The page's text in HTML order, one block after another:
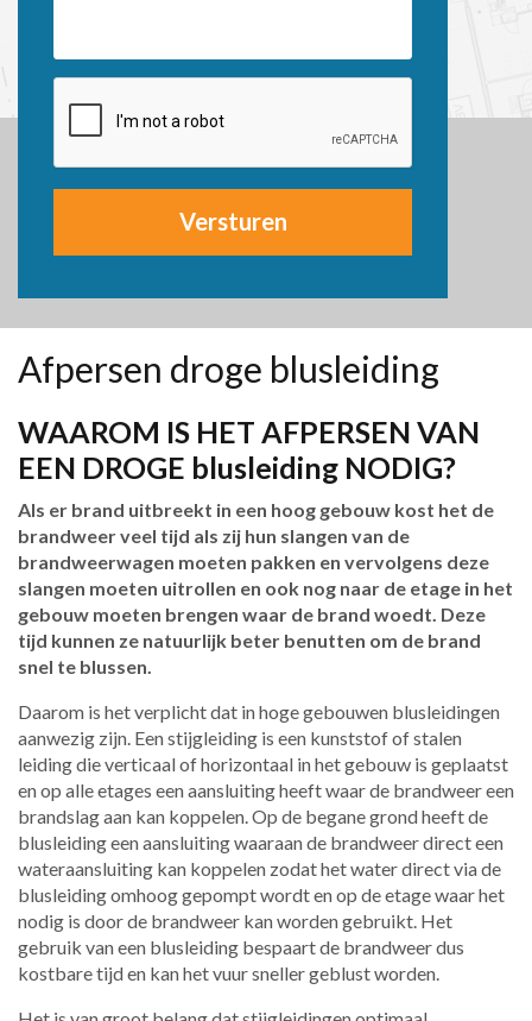
Versturen
Afpersen droge blusleiding
WAAROM IS HET AFPERSEN VAN
EEN DROGE blusleiding NODIG?
Als er brand uitbreekt in een hoog gebouw kost het de
brandweer veel tijd als zij hun slangen van de
brandweerwagen moeten pakken en vervolgens deze
slangen moeten uitrollen en ook nog naar de etage in het
gebouw moeten brengen waar de brand woedt. Deze
tijd kunnen ze natuurlijk beter benutten om de brand
snel te blussen.
Daarom is het verplicht dat in hoge gebouwen blusleidingen
aanwezig zijn. Een stijgleiding is een kunststof of stalen
leiding die verticaal of horizontaal in het gebouw is geplaatst
en op alle etages een aansluiting heeft waar de brandweer een
brandslag aan kan koppelen. Op de begane grond heeft de
blusleiding een aansluiting waaraan de brandweer direct een
wateraansluiting kan koppelen zodat het water direct via de
blusleiding omhoog gepompt wordt en op de etage waar het
nodig is door de brandweer kan worden gebruikt. Het
gebruik van een blusleiding bespaart de brandweer dus
kostbare tijd en kan het vuur sneller geblust worden.